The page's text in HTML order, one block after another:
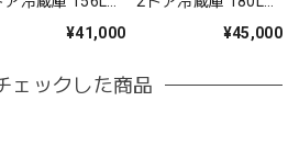
¥41,000 ¥45,000
ェックした商品